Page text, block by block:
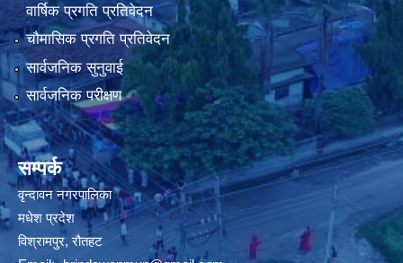
वार्षिक प्रगति प्रतिवेदन
चौमासिक प्रगति प्रतिवेदन
सार्वजनिक सुनुवाई
सार्वजनिक परीक्षण
सम्पर्क
वृन्दावन नगरपालिका
मधेश प्रदेश
विश्रामपुर, रौतहट